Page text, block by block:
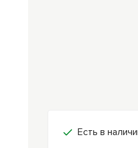
Есть в